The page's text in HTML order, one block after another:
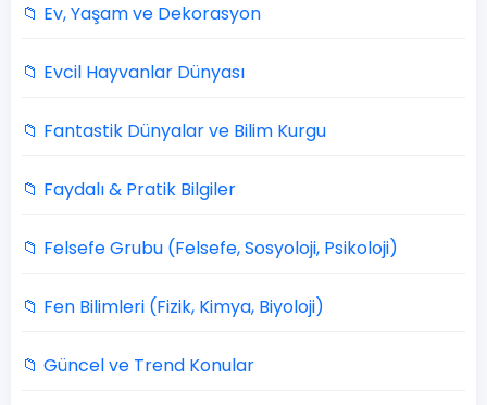
📁 Ev, Yaşam ve Dekorasyon
📁 Evcil Hayvanlar Dünyası
📁 Fantastik Dünyalar ve Bilim Kurgu
📁 Faydalı & Pratik Bilgiler
📁 Felsefe Grubu (Felsefe, Sosyoloji, Psikoloji)
📁 Fen Bilimleri (Fizik, Kimya, Biyoloji)
📁 Güncel ve Trend Konular